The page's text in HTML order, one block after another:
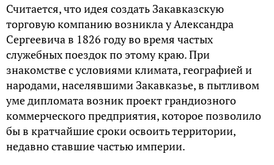
Считается, что идея создать Закавказскую
торговую компанию возникла у Александра
Сергеевича в 1826 году во время частых
служебных поездок по этому краю. При
знакомстве с условиями климата, географией и
народами, населявшими Закавказье, в пытливом
уме дипломата возник проект грандиозного
коммерческого предприятия, которое позволило
бы в кратчайшие сроки освоить территории,
недавно ставшие частью империи.